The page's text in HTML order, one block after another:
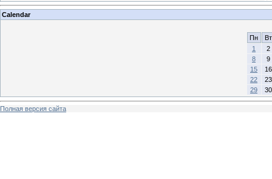
Calendar
Пн
Вт
1
2
8
9
15
16
22
23
29
30
Полная версия сайта